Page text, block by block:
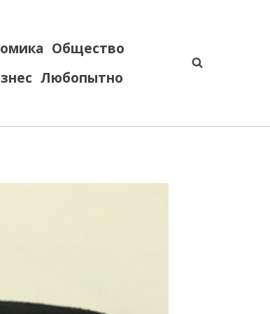
Общество
Любопытно